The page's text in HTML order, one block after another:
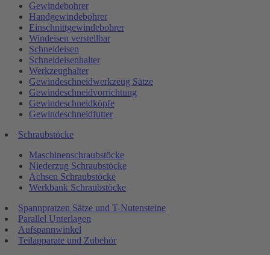
Gewindebohrer
Handgewindebohrer
Einschnittgewindebohrer
Windeisen verstellbar
Schneideisen
Schneideisenhalter
Werkzeughalter
Gewindeschneidwerkzeug Sätze
Gewindeschneidvorrichtung
Gewindeschneidköpfe
Gewindeschneidfutter
Schraubstöcke
Maschinenschraubstöcke
Niederzug Schraubstöcke
Achsen Schraubstöcke
Werkbank Schraubstöcke
Spannpratzen Sätze und T-Nutensteine
Parallel Unterlagen
Aufspannwinkel
Teilapparate und Zubehör